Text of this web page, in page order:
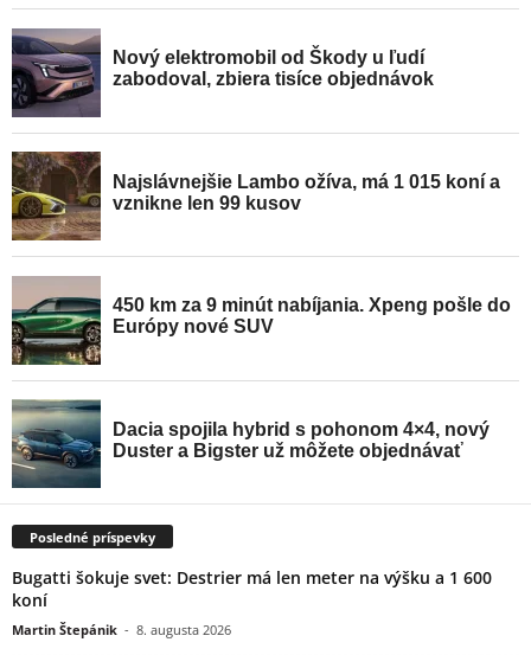
Posledné príspevky
Bugatti šokuje svet: Destrier má len meter na výšku a 1 600
koní
Martin Štepánik - 8. augusta 2026